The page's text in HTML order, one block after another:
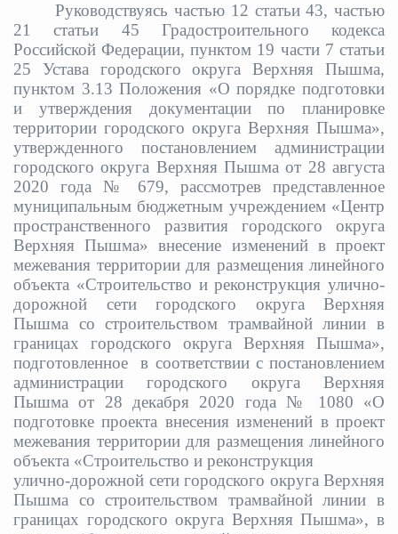
Руководствуясь частью 12 статьи 43, частью
21 статьи 45 Градостроительного кодекса
Российской Федерации, пунктом 19 части 7 статьи
25 Устава городского округа Верхняя Пышма,
пунктом 3.13 Положения «О порядке подготовки
и утверждения документации по планировке
территории городского округа Верхняя Пышма»,
утвержденного постановлением администрации
городского округа Верхняя Пышма от 28 августа
2020 года № 679, рассмотрев представленное
муниципальным бюджетным учреждением «Центр
пространственного развития городского округа
Верхняя Пышма» внесение изменений в проект
межевания территории для размещения линейного
объекта «Строительство и реконструкция улично-
дорожной сети городского округа Верхняя
Пышма со строительством трамвайной линии в
границах городского округа Верхняя Пышма»,
подготовленное в соответствии с постановлением
администрации городского округа Верхняя
Пышма от 28 декабря 2020 года № 1080 «О
подготовке проекта внесения изменений в проект
межевания территории для размещения линейного
объекта «Строительство и реконструкция
улично-дорожной сети городского округа Верхняя
Пышма со строительством трамвайной линии в
границах городского округа Верхняя Пышма», в